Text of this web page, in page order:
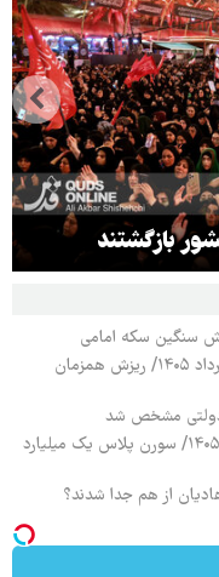
قیمت محصولات ایران خودرو چهارشنبه ۱۴ مرداد ۱۴۰۵/ ریزش همزمان
دولتی مشخص شد
قیمت محصولات ایران خودرو شنبه ۱۰ مرداد ۱۴۰۵/ سورن پلاس یک میلیارد
از هم جدا شدند؟